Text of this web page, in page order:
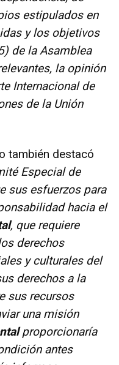
estipulados en
y los objetivos
de la Asamblea
la opinión
Internacional de
de la Unión
también destacó
Especial de
sus esfuerzos para
hacia el
, que requiere
derechos
y culturales del
derechos a la
sus recursos
una misión
proporcionaría
antes